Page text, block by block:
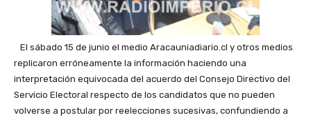
El sábado 15 de junio el medio Aracauniadiario.cl y otros medios
replicaron erróneamente la información haciendo una
interpretación equivocada del acuerdo del Consejo Directivo del
Servicio Electoral respecto de los candidatos que no pueden
volverse a postular por reelecciones sucesivas, confundiendo a